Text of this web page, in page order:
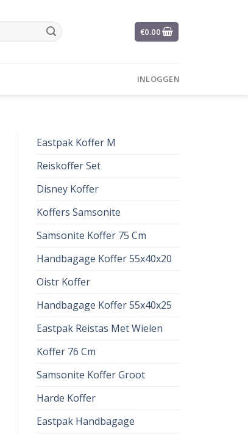
€0.00
INLOGGEN
Eastpak Koffer M
Reiskoffer Set
Disney Koffer
Koffers Samsonite
Samsonite Koffer 75 Cm
Handbagage Koffer 55x40x20
Oistr Koffer
Handbagage Koffer 55x40x25
Eastpak Reistas Met Wielen
Koffer 76 Cm
Samsonite Koffer Groot
Harde Koffer
Eastpak Handbagage